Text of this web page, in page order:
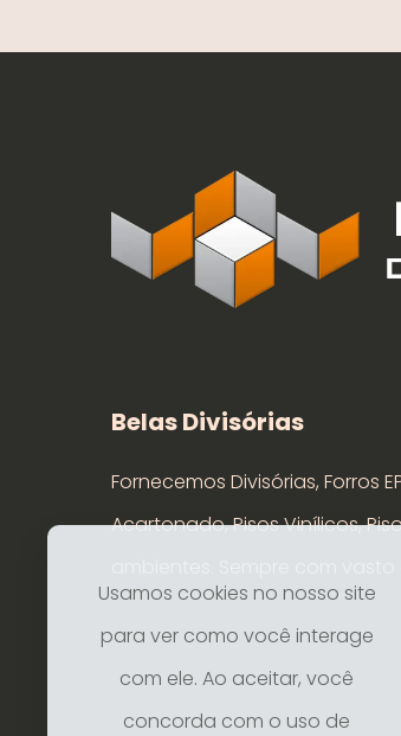
Belas Divisórias
Fornecemos Divisórias, Forros
Acartonado, Pisos Vinílicos,
ambientes. Sempre com
Usamos cookies no nosso site
para ver como você interage
com ele. Ao aceitar, você
concorda com o uso de